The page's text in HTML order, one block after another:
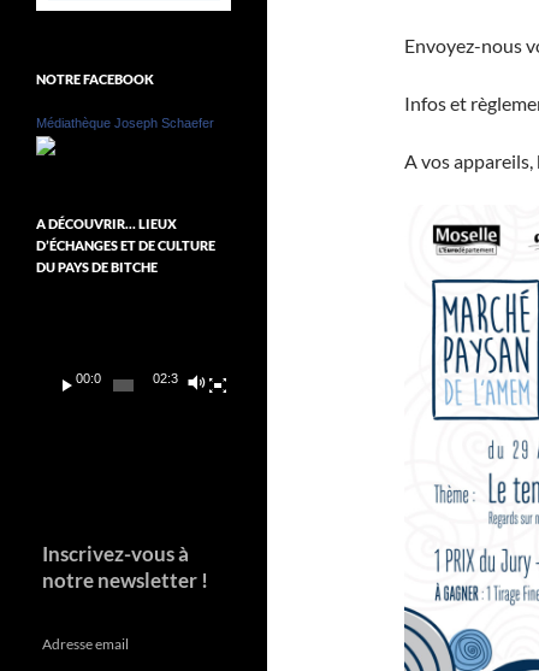
Envoyez-nous
Infos et
A vos appareils,
NOTRE FACEBOOK
Médiathèque Joseph Schaefer
A DÉCOUVRIR… LIEUX
D’ÉCHANGES ET DE CULTURE
DU PAYS DE BITCHE
00:00 02:37
Inscrivez-vous à
notre newsletter !
Adresse email